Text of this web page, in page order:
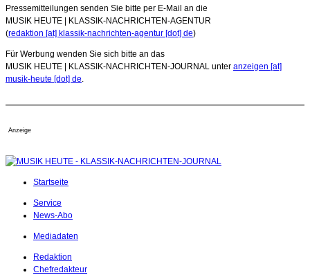
Pressemitteilungen senden Sie bitte per E-Mail an die
MUSIK HEUTE | KLASSIK-NACHRICHTEN-AGENTUR
(redaktion [at] klassik-nachrichten-agentur [dot] de)
Für Werbung wenden Sie sich bitte an das
MUSIK HEUTE | KLASSIK-NACHRICHTEN-JOURNAL unter anzeigen [at]
musik-heute [dot] de
Anzeige
Startseite
Service
News-Abo
Mediadaten
Redaktion
Chefredakteur